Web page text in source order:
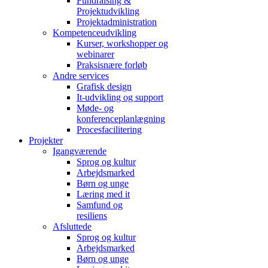
Projektudvikling
Projektadministration
Kompetenceudvikling
Kurser, workshopper og
webinarer
Praksisnære forløb
Andre services
Grafisk design
It-udvikling og support
Møde- og
konferenceplanlægning
Procesfacilitering
Projekter
Igangværende
Sprog og kultur
Arbejdsmarked
Børn og unge
Læring med it
Samfund og
resiliens
Afsluttede
Sprog og kultur
Arbejdsmarked
Børn og unge